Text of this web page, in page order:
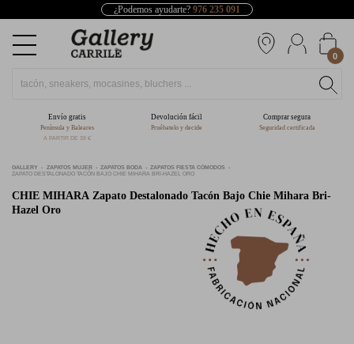
¿Podemos ayudarte? 976 235 091
0
Envío gratis
Península y Baleares
A PARTIR DE 39 €
Devolución fácil
Pruébatelo y decide
Comprar segura
Seguridad certificada
GALLERY ZAPATOS MUJER ZAPATOS BODA
ZAPATOS FIESTA CÓMODOS
ZAPATO DESTALONADO TACÓN BAJO CHIE MIHARA BRI-HAZEL ORO
CHIE MIHARA Zapato Destalonado Tacón Bajo Chie Mihara Bri-
Hazel Oro